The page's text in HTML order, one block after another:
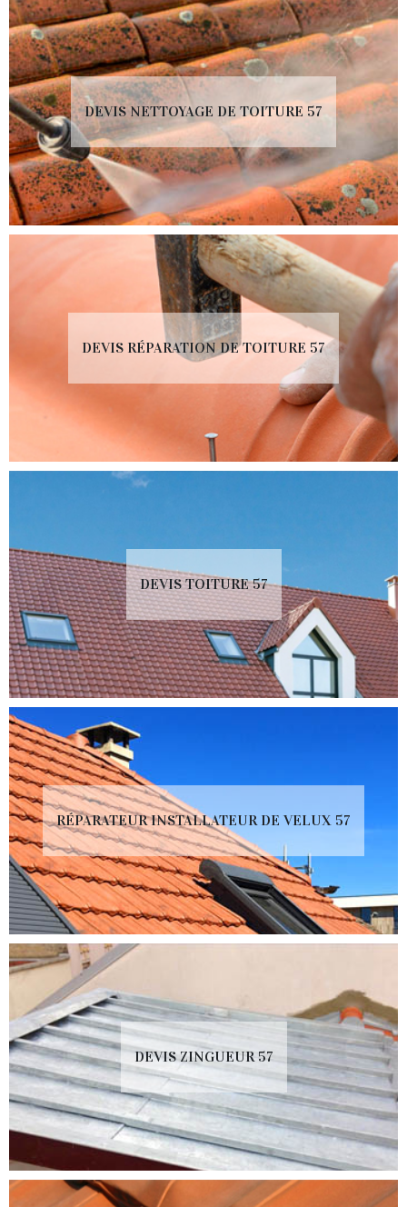
DEVIS NETTOYAGE DE TOITURE 57
DEVIS RÉPARATION DE TOITURE 57
DEVIS TOITURE 57
RÉPARATEUR INSTALLATEUR DE VELUX 57
DEVIS ZINGUEUR 57